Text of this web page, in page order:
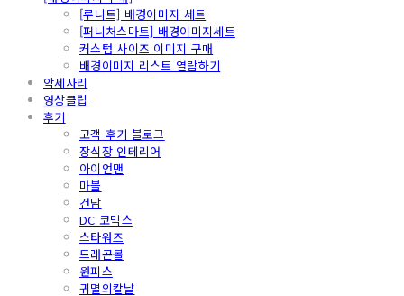
[루니트] 배경이미지 세트
[퍼니처스마트] 배경이미지세트
커스텀 사이즈 이미지 구매
배경이미지 리스트 열람하기
악세사리
영상클립
후기
고객 후기 블로그
장식장 인테리어
아이언맨
마블
건담
DC 코믹스
스타워즈
드래곤볼
원피스
귀멸의칼날